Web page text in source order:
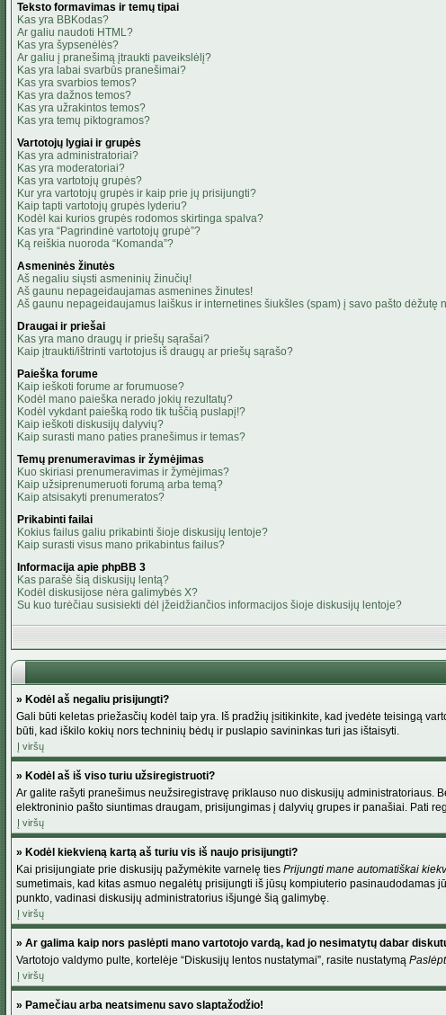
Teksto formavimas ir temų tipai
Kas yra BBKodas?
Ar galiu naudoti HTML?
Kas yra šypsenėlės?
Ar galiu į pranešimą įtraukti paveikslėlį?
Kas yra labai svarbūs pranešimai?
Kas yra svarbios temos?
Kas yra dažnos temos?
Kas yra užrakintos temos?
Kas yra temų piktogramos?
Vartotojų lygiai ir grupės
Kas yra administratoriai?
Kas yra moderatoriai?
Kas yra vartotojų grupės?
Kur yra vartotojų grupės ir kaip prie jų prisijungti?
Kaip tapti vartotojų grupės lyderiu?
Kodėl kai kurios grupės rodomos skirtinga spalva?
Kas yra “Pagrindinė vartotojų grupė”?
Ką reiškia nuoroda “Komanda”?
Asmeninės žinutės
Aš negaliu siųsti asmeninių žinučių!
Aš gaunu nepageidaujamas asmenines žinutes!
Aš gaunu nepageidaujamus laiškus ir internetines šiukšles (spam) į savo pašto dėžutę
Draugai ir priešai
Kas yra mano draugų ir priešų sąrašai?
Kaip įtraukti/ištrinti vartotojus iš draugų ar priešų sąrašo?
Paieška forume
Kaip ieškoti forume ar forumuose?
Kodėl mano paieška nerado jokių rezultatų?
Kodėl vykdant paiešką rodo tik tuščią puslapį!?
Kaip ieškoti diskusijų dalyvių?
Kaip surasti mano paties pranešimus ir temas?
Temų prenumeravimas ir žymėjimas
Kuo skiriasi prenumeravimas ir žymėjimas?
Kaip užsiprenumeruoti forumą arba temą?
Kaip atsisakyti prenumeratos?
Prikabinti failai
Kokius failus galiu prikabinti šioje diskusijų lentoje?
Kaip surasti visus mano prikabintus failus?
Informacija apie phpBB 3
Kas parašė šią diskusijų lentą?
Kodėl diskusijose nėra galimybės X?
Su kuo turėčiau susisiekti dėl įžeidžiančios informacijos šioje diskusijų lentoje?
» Kodėl aš negaliu prisijungti?
Gali būti keletas priežasčių kodėl taip yra. Iš pradžių įsitikinkite, kad įvedėte teisingą
būti, kad iškilo kokių nors techninių bėdų ir puslapio savininkas turi jas ištaisyti.
Į viršų
» Kodėl aš iš viso turiu užsiregistruoti?
Ar galite rašyti pranešimus neužsiregistravę priklauso nuo diskusijų
elektroninio pašto siuntimas draugam, prisijungimas į dalyvių grupes ir panašiai. Pati
Į viršų
» Kodėl kiekvieną kartą aš turiu vis iš naujo prisijungti?
Kai prisijungiate prie diskusijų pažymėkite varnelę ties Prijungti mane automatiškai
sumetimais, kad kitas asmuo negalėtų prisijungti iš jūsų kompiuterio pasinaudodamas
punkto, vadinasi diskusijų administratorius išjungė šią galimybę.
Į viršų
» Ar galima kaip nors paslėpti mano vartotojo vardą, kad jo nesimatytų dabar
Vartotojo valdymo pulte, kortelėje “Diskusijų lentos nustatymai”, rasite nustatymą
Į viršų
» Pamečiau arba neatsimenu savo slaptažodžio!